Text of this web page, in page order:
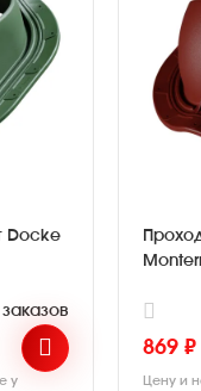
Docke
заказов
у
869
Цену и